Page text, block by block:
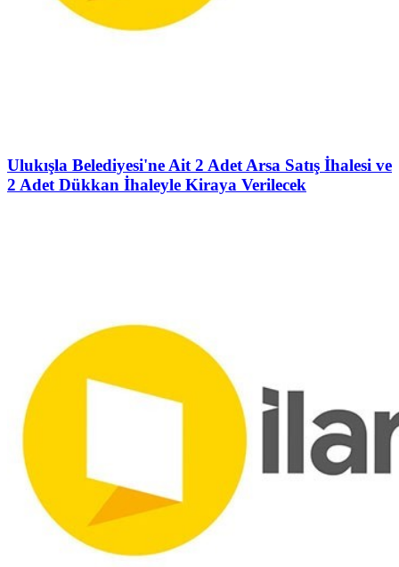
Ulukışla Belediyesi'ne Ait 2 Adet Arsa Satış İhalesi ve
2 Adet Dükkan İhaleyle Kiraya Verilecek